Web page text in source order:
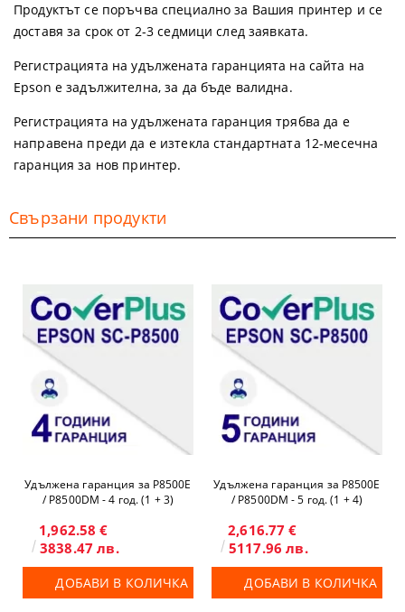
Продуктът се поръчва специално за Вашия принтер и се
доставя за срок от 2-3 седмици след заявката.
Регистрацията на удължената гаранцията на сайта на
Epson е задължителна, за да бъде валидна.
Регистрацията на удължената гаранция трябва да е
направена преди да е изтекла стандартната 12-месечна
гаранция за нов принтер.
Свързани продукти
Удължена гаранция за P8500E
/ P8500DМ - 4 год. (1 + 3)
1,962.58 €
3838.47 лв.
ДОБАВИ В КОЛИЧКА
Удължена гаранция за P8500E
/ P8500DМ - 5 год. (1 + 4)
2,616.77 €
5117.96 лв.
ДОБАВИ В КОЛИЧКА